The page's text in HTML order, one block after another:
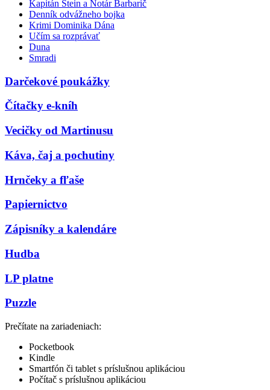
Kapitán Stein a Notár Barbarič
Denník odvážneho bojka
Krimi Dominika Dána
Učím sa rozprávať
Duna
Smradi
Darčekové poukážky
Čítačky e-kníh
Vecičky od Martinusu
Káva, čaj a pochutiny
Hrnčeky a fľaše
Papiernictvo
Zápisníky a kalendáre
Hudba
LP platne
Puzzle
Prečítate na zariadeniach:
Pocketbook
Kindle
Smartfón či tablet s príslušnou aplikáciou
Počítač s príslušnou aplikáciou